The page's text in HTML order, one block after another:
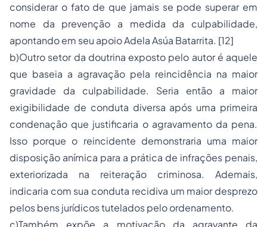
considerar o fato de que jamais se pode superar em
nome da prevenção a medida da culpabilidade,
apontando em seu apoio Adela Asúa Batarrita. [12]
b)Outro setor da doutrina exposto pelo autor é aquele
que baseia a agravação pela reincidência na maior
gravidade da culpabilidade. Seria então a maior
exigibilidade de conduta diversa após uma primeira
condenação que justificaria o agravamento da pena.
Isso porque o reincidente demonstraria uma maior
disposição anímica para a prática de infrações penais,
exteriorizada na reiteração criminosa. Ademais,
indicaria com sua conduta recidiva um maior desprezo
pelos bens jurídicos tutelados pelo ordenamento.
c)Também expõe a motivação da agravante da